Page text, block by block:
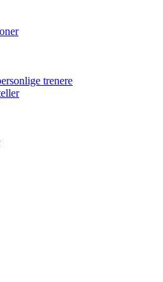
trenere